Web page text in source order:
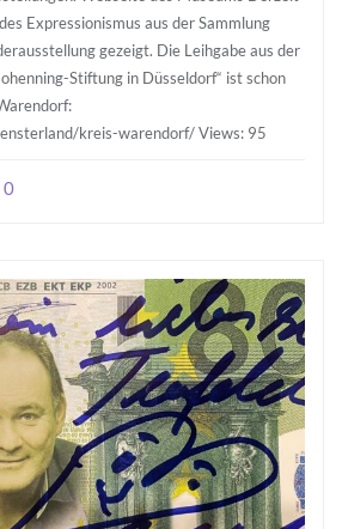
Expressionismus aus der Sammlung
gezeigt. Die Leihgabe aus der
Stiftung in Düsseldorf“ ist schon
kreis-warendorf/ Views: 95
0